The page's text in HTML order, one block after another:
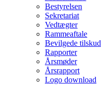
Bestyrelsen
Sekretariat
Vedtægter
Rammeaftale
Bevilgede tilskud
Rapporter
Årsmøder
Årsrapport
Logo download